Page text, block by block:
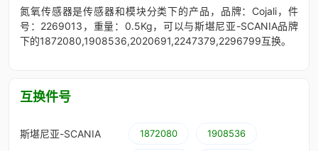
氮氧传感器是传感器和模块分类下的产品，品牌：Cojali，件
号：2269013，重量：0.5Kg，可以与斯堪尼亚-SCANIA品牌
下的1872080,1908536,2020691,2247379,2296799互换。
互换件号
斯堪尼亚-SCANIA 1872080 1908536